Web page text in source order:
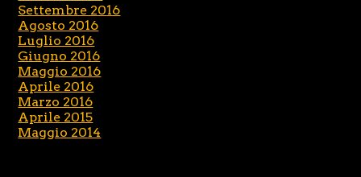
Settembre 2016
Agosto 2016
Luglio 2016
Giugno 2016
Maggio 2016
Aprile 2016
Marzo 2016
Aprile 2015
Maggio 2014